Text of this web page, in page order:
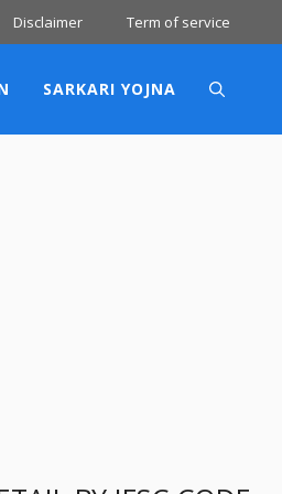
Disclaimer Term of service
SARKARI YOJNA